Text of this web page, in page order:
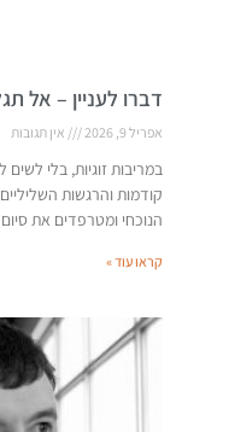
דברו לעניין – אל
אפריל 9, 2026 אין תגובות
במריבות זוגיות, בלי
קודמות והרגשות
הנוכחי ומטרפדים את
קראו עוד »